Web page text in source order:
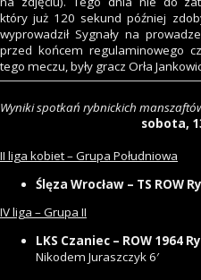
który już 120 sekund później
wyprowadził Sygnały na
przed końcem regulaminowego
tego meczu, były gracz Orła
Wyniki spotkań rybnickich
sobota,
II liga kobiet – Grupa Południowa
Ślęza Wrocław – TS ROW
IV liga – Grupa II
LKS Czaniec – ROW 1964
Nikodem Juraszczyk 6′